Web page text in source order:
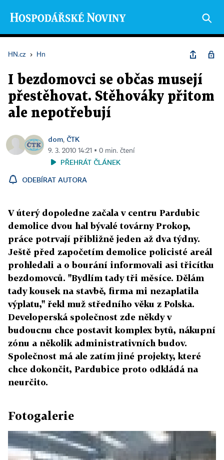
HN.cz › Hn
I bezdomovci se občas musejí
přestěhovat. Stěhováky přitom
ale nepotřebují
dom, ČTK
9. 3. 2010 14:21 ▪ 0 min. čtení
PŘEHRÁT ČLÁNEK
ODEBÍRAT AUTORA
V úterý dopoledne začala v centru Pardubic
demolice dvou hal bývalé továrny Prokop,
práce potrvají přibližně jeden až dva týdny.
Ještě před započetím demolice policisté areál
prohledali a o bourání informovali asi třicítku
bezdomovců. "Bydlím tady tři měsíce. Dělám
tady kousek na stavbě, firma mi nezaplatila
výplatu," řekl muž středního věku z Polska.
Developerská společnost zde někdy v
budoucnu chce postavit komplex bytů, nákupní
zónu a několik administrativních budov.
Společnost má ale zatím jiné projekty, které
chce dokončit, Pardubice proto odkládá na
neurčito.
Fotogalerie